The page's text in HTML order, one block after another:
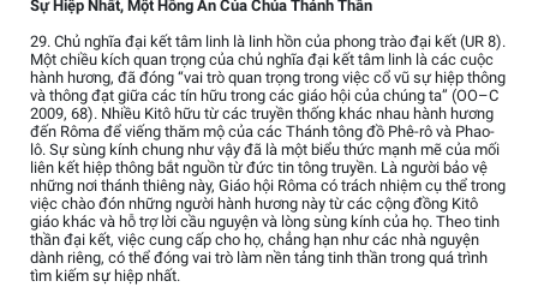
Sự Hiệp Nhất, Một Hồng Ân Của Chúa Thánh Thần
29. Chủ nghĩa đại kết tâm linh là linh hồn của phong trào đại kết (UR 8).
Một chiều kích quan trọng của chủ nghĩa đại kết tâm linh là các cuộc
hành hương, đã đóng “vai trò quan trọng trong việc cổ vũ sự hiệp thông
và thông đạt giữa các tín hữu trong các giáo hội của chúng ta” (OO–C
2009, 68). Nhiều Kitô hữu từ các truyền thống khác nhau hành hương
đến Rôma để viếng thăm mộ của các Thánh tông đồ Phê-rô và Phao-
lô. Sự sùng kính chung như vậy đã là một biểu thức mạnh mẽ của mối
liên kết hiệp thông bắt nguồn từ đức tin tông truyền. Là người bảo vệ
những nơi thánh thiêng này, Giáo hội Rôma có trách nhiệm cụ thể trong
việc chào đón những người hành hương này từ các cộng đồng Kitô
giáo khác và hỗ trợ lời cầu nguyện và lòng sùng kính của họ. Theo tinh
thần đại kết, việc cung cấp cho họ, chẳng hạn như các nhà nguyện
dành riêng, có thể đóng vai trò làm nền tảng tinh thần trong quá trình
tìm kiếm sự hiệp nhất.